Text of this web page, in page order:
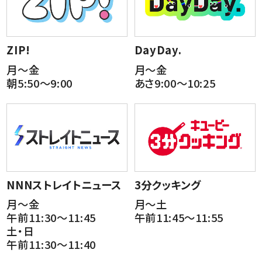
ZIP!
月～金
朝5:50～9:00
DayDay.
月～金
あさ9:00～10:25
NNNストレイトニュース
月～金
午前11:30～11:45
土・日
午前11:30～11:40
3分クッキング
月～土
午前11:45～11:55